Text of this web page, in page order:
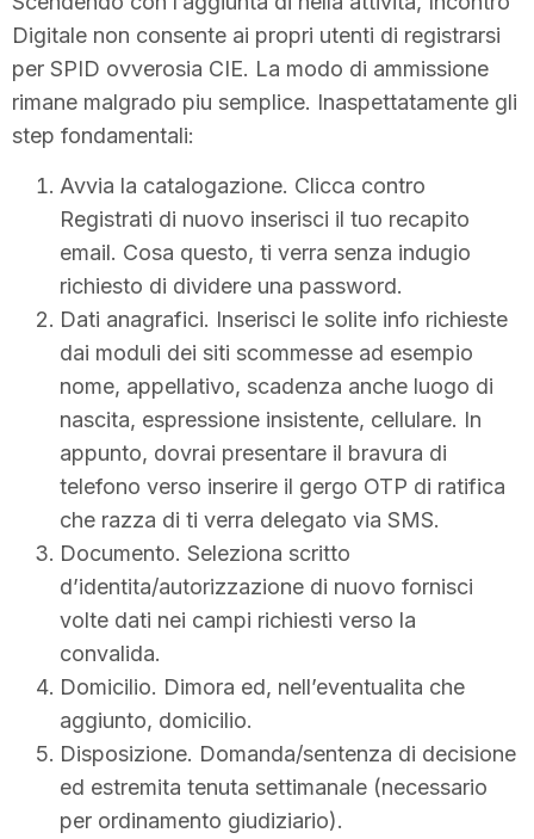
Digitale non consente ai propri utenti di registrarsi
per SPID ovverosia CIE. La modo di ammissione
rimane malgrado piu semplice. Inaspettatamente gli
step fondamentali:
Avvia la catalogazione. Clicca contro
Registrati di nuovo inserisci il tuo recapito
email. Cosa questo, ti verra senza indugio
richiesto di dividere una password.
Dati anagrafici. Inserisci le solite info richieste
dai moduli dei siti scommesse ad esempio
nome, appellativo, scadenza anche luogo di
nascita, espressione insistente, cellulare. In
appunto, dovrai presentare il bravura di
telefono verso inserire il gergo OTP di ratifica
che razza di ti verra delegato via SMS.
Documento. Seleziona scritto
d’identita/autorizzazione di nuovo fornisci
volte dati nei campi richiesti verso la
convalida.
Domicilio. Dimora ed, nell’eventualita che
aggiunto, domicilio.
Disposizione. Domanda/sentenza di decisione
ed estremita tenuta settimanale (necessario
per ordinamento giudiziario).